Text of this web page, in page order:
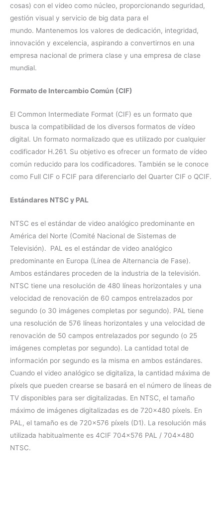
cosas) con el video como núcleo, proporcionando seguridad,
gestión visual y servicio de big data para el
mundo. Mantenemos los valores de dedicación, integridad,
innovación y excelencia, aspirando a convertirnos en una
empresa nacional de primera clase y una empresa de clase
mundial.
Formato de Intercambio Común (CIF)
El Common Intermediate Format (CIF) es un formato que
busca la compatibilidad de los diversos formatos de vídeo
digital. Un formato normalizado que es utilizado por cualquier
codificador H.261. Su objetivo es ofrecer un formato de vídeo
común reducido para los codificadores. También se le conoce
como Full CIF o FCIF para diferenciarlo del Quarter CIF o QCIF.
Estándares NTSC y PAL
NTSC es el estándar de video analógico predominante en
América del Norte (Comité Nacional de Sistemas de
Televisión). PAL es el estándar de video analógico
predominante en Europa (Línea de Alternancia de Fase).
Ambos estándares proceden de la industria de la televisión.
NTSC tiene una resolución de 480 líneas horizontales y una
velocidad de renovación de 60 campos entrelazados por
segundo (o 30 imágenes completas por segundo). PAL tiene
una resolución de 576 líneas horizontales y una velocidad de
renovación de 50 campos entrelazados por segundo (o 25
imágenes completas por segundo). La cantidad total de
información por segundo es la misma en ambos estándares.
Cuando el video analógico se digitaliza, la cantidad máxima de
píxels que pueden crearse se basará en el número de líneas de
TV disponibles para ser digitalizadas. En NTSC, el tamaño
máximo de imágenes digitalizadas es de 720×480 píxels. En
PAL, el tamaño es de 720×576 píxels (D1). La resolución más
utilizada habitualmente es 4CIF 704×576 PAL / 704×480
NTSC.